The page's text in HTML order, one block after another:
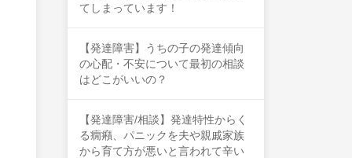
てしまっています！
【発達障害】うちの子の発達傾向
の心配・不安について最初の相談
はどこがいいの？
【発達障害/相談】発達特性からく
る癇癪、パニックを夫や親戚家族
から育て方が悪いと言われて辛い